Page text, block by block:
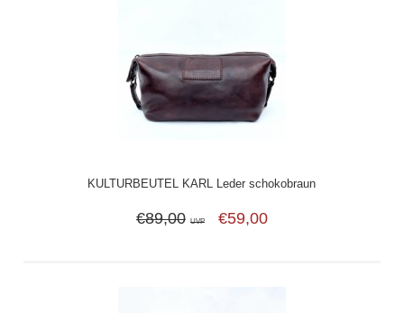
KULTURBEUTEL KARL Leder schokobraun
€89,00 UVP €59,00